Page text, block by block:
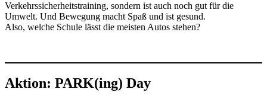
Verkehrssicherheitstraining, sondern ist auch noch gut für die
Umwelt. Und Bewegung macht Spaß und ist gesund.
Also, welche Schule lässt die meisten Autos stehen?
Aktion: PARK(ing) Day